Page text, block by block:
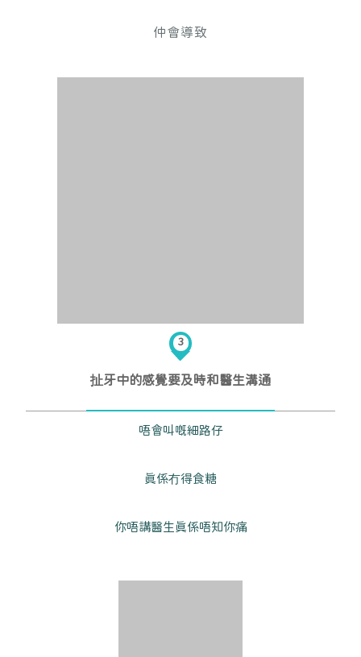
仲會導致
3
扯牙中的感覺要及時和醫生溝通
唔會叫嘅細路仔
真係冇得食糖
你唔講醫生真係唔知你痛